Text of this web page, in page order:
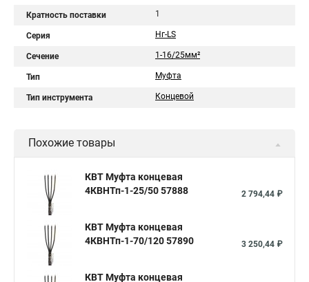
Кратность поставки 1
Серия Нг-LS
Сечение 1-16/25мм²
Тип Муфта
Тип инструмента Концевой
Похожие товары
КВТ Муфта концевая
4КВНТп-1-25/50 57888
2 794,44 ₽
КВТ Муфта концевая
4КВНТп-1-70/120 57890
3 250,44 ₽
КВТ Муфта концевая